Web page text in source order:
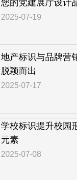
2025-07-19
地产标识与品牌营
脱颖而出
2025-07-17
学校标识提升校园
元素
2025-07-08